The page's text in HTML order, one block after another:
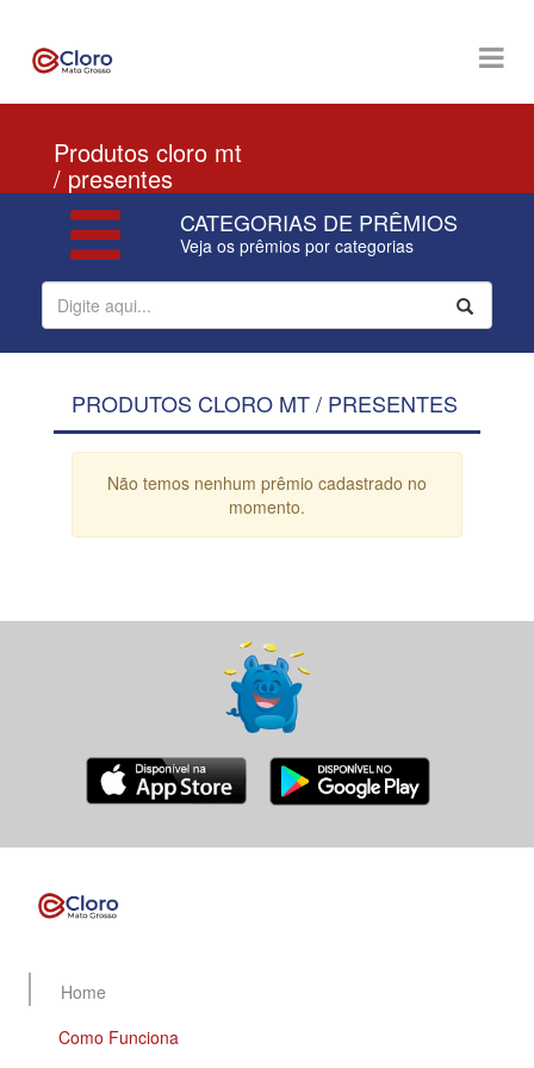
Produtos cloro mt
/ presentes
CATEGORIAS DE PRÊMIOS
Veja os prêmios por categorias
PRODUTOS CLORO MT / PRESENTES
Não temos nenhum prêmio cadastrado no
momento.
Home
Como Funciona